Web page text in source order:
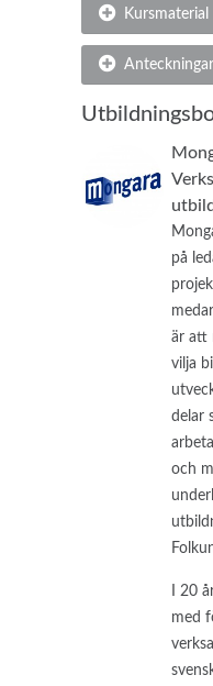
Kursmaterial
Anteckningar
på
är att
vilja
delar
och
I 20
med